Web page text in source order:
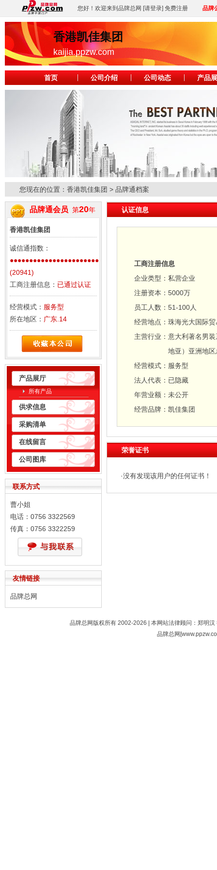
您好！欢迎来到品牌总网 [请登录] 免费注册 品牌
香港凯佳集团
kaijia.ppzw.com
首页 公司介绍 公司动态 产品
您现在的位置： 香港凯佳集团 > 品牌通档案
品牌通会员 第20年
香港凯佳集团
诚信通指数：
●●●●●●●●●●●●●●●●●●●●●●●
(20941)
工商注册信息： 已通过认证
经营模式： 服务型
所在地区： 广东.14
产品展厅
所有产品
供求信息
采购清单
在线留言
公司图库
联系方式
曹小姐
电话：0756 3322569
传真：0756 3322259
友情链接
品牌总网
认证信息
工商注册信息
企业类型： 私营企业
注册资本： 5000万
员工人数： 51-100人
经营地点： 珠海光大国际
主营行业： 意大利著名男
地亚）亚洲地
经营模式： 服务型
法人代表： 已隐藏
年营业额： 未公开
经营品牌： 凯佳集团
荣誉证书
·没有发现该用户的任何证书！
品牌总网版权所有 2002-2026 | 本网站法律顾问：郑明
品牌总网